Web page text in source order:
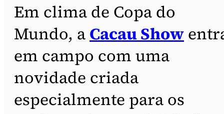
Em clima de Copa do
Mundo, a Cacau Show
em campo com uma
novidade criada
especialmente para os